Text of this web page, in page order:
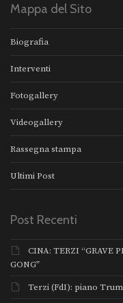
Mappa del Sito
Biografia
Interventi
Fotogallery
Videogallery
Rassegna stampa
Ultimi Post
Post Recenti
CINA: TERZI “GRAVE
GONG”
Terzi (FdI): piano